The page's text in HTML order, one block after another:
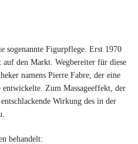
sogenannte Figurpflege. Erst 1970
den Markt. Wegbereiter für diese
namens Pierre Fabre, der eine
Zum Massageeffekt, der
Wirkung des in der
behandelt: